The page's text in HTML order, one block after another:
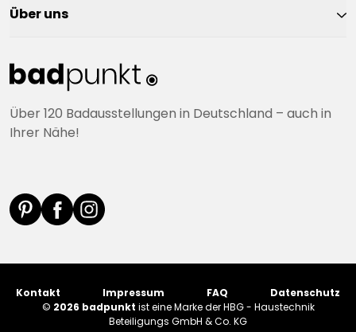
Über 120 Badausstellungen in Deutschland – auch in
Ihrer Nähe!
Über uns
© 2026 badpunkt ist eine Marke der HBG - Haustechnik
Beteiligungs GmbH & Co. KG
Kontakt Impressum FAQ Datenschutz